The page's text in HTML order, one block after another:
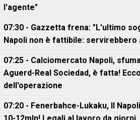
l'agente"
07:30 - Gazzetta frena: "L'ultimo
Napoli non è fattibile:
07:25 - Calciomercato Napoli,
Aguerd-Real Sociedad, è fatta!
dell'operazione
07:20 - Fenerbahce-Lukaku, ll